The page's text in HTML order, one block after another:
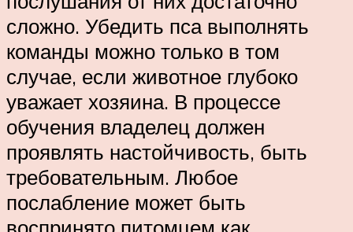
сложно. Убедить пса выполнять
команды можно только в том
случае, если животное глубоко
уважает хозяина. В процессе
обучения владелец должен
проявлять настойчивость, быть
требовательным. Любое
послабление может быть